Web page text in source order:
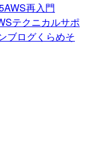
AWS再入門
テクニカルサポ
ブログくらめそ